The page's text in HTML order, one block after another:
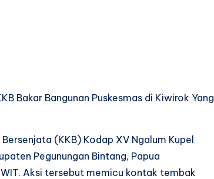
Bakar Bangunan Puskesmas di Kiwirok Yang
(KKB) Kodap XV Ngalum Kupel
Pegunungan Bintang, Papua
Aksi tersebut memicu kontak tembak